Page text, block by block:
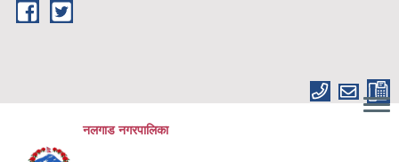
Skip to main content
नलगाड नगरपालिका